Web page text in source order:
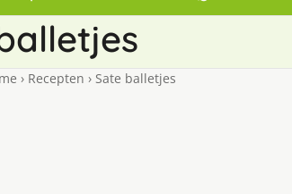
› Recepten › Sate balletjes